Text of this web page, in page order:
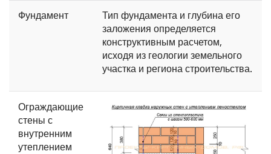
Фундамент
Тип фундамента и глубина его
заложения определяется
конструктивным расчетом,
исходя из геологии земельного
участка и региона строительства.
Ограждающие
стены с
внутренним
утеплением